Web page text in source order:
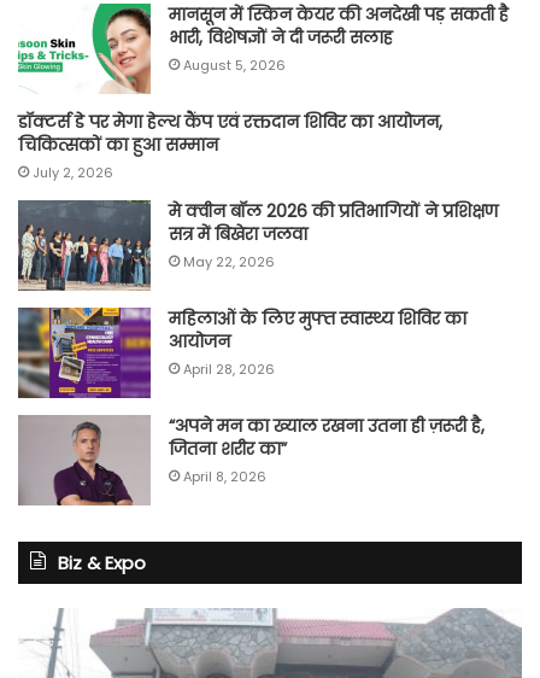
मानसून में स्किन केयर की अनदेखी पड़ सकती है
भारी, विशेषज्ञों ने दी जरूरी सलाह
August 5, 2026
डॉक्टर्स डे पर मेगा हेल्थ कैंप एवं रक्तदान शिविर का आयोजन,
चिकित्सकों का हुआ सम्मान
July 2, 2026
मे क्वीन बॉल 2026 की प्रतिभागियों ने प्रशिक्षण
सत्र में बिखेरा जलवा
May 22, 2026
महिलाओं के लिए मुफ्त स्वास्थ्य शिविर का
आयोजन
April 28, 2026
“अपने मन का ख्याल रखना उतना ही ज़रूरी है,
जितना शरीर का”
April 8, 2026
Biz & Expo